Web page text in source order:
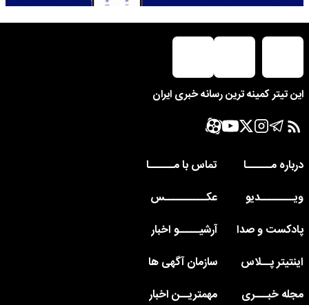
این تیتر کمینه ترین رسانه خبری ایران
درباره مــــــا
تماس با مــــــا
ویــــــــدیو
عکــــــــــس
پادکست و صدا
آرشیـــــو اخبار
اینتیتر پــلاس
سازمان آگهی ها
مجله خبـــری
مهمتریــن اخبار